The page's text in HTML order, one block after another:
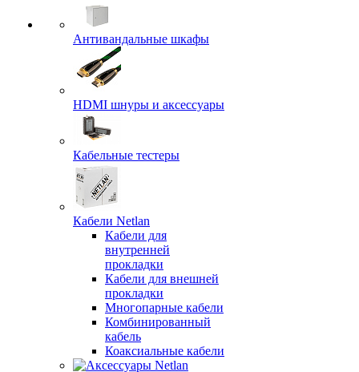
Антивандальные шкафы
HDMI шнуры и аксессуары
Кабельные тестеры
Кабели Netlan
Кабели для
внутренней
прокладки
Кабели для внешней
прокладки
Многопарные кабели
Комбинированный
кабель
Коаксиальные кабели